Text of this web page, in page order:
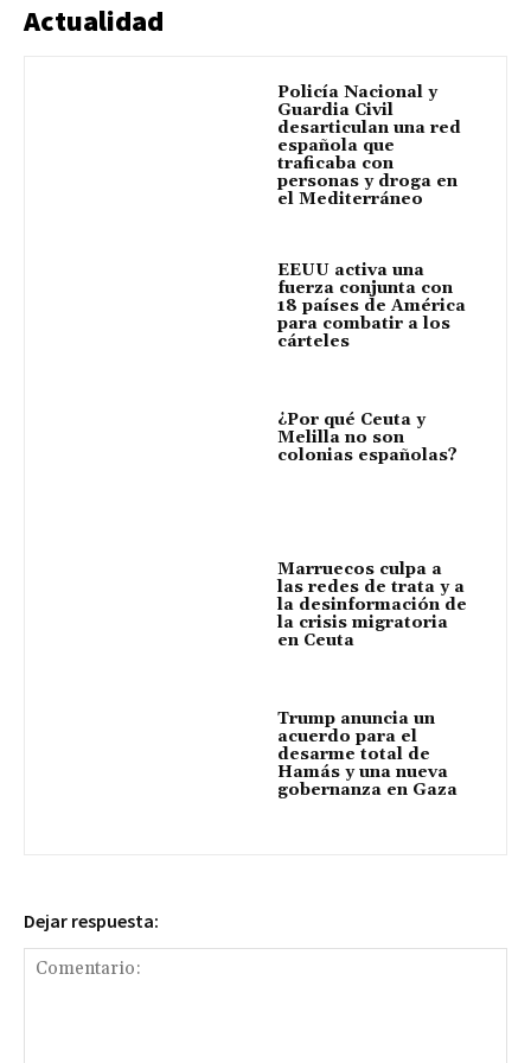
Actualidad
Policía Nacional y
Guardia Civil
desarticulan una red
española que
traficaba con
personas y droga en
el Mediterráneo
EEUU activa una
fuerza conjunta con
18 países de América
para combatir a los
cárteles
¿Por qué Ceuta y
Melilla no son
colonias españolas?
Marruecos culpa a
las redes de trata y a
la desinformación de
la crisis migratoria
en Ceuta
Trump anuncia un
acuerdo para el
desarme total de
Hamás y una nueva
gobernanza en Gaza
Dejar respuesta: